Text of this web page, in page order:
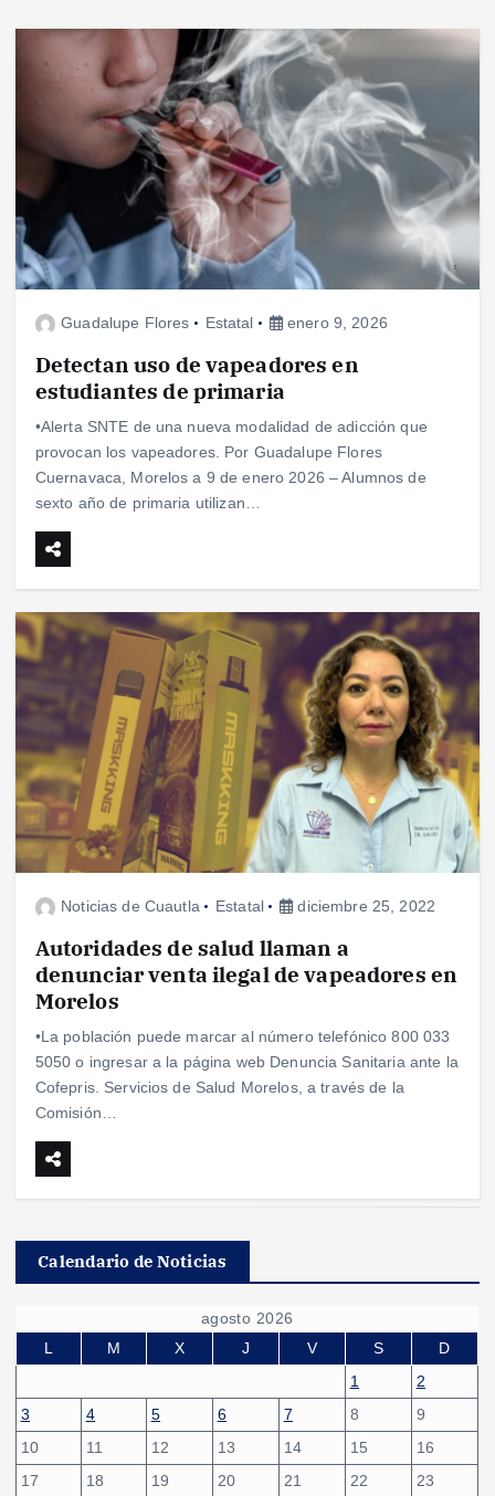
Guadalupe Flores Estatal enero 9, 2026
Detectan uso de vapeadores en
estudiantes de primaria
•Alerta SNTE de una nueva modalidad de adicción que
provocan los vapeadores. Por Guadalupe Flores
Cuernavaca, Morelos a 9 de enero 2026 – Alumnos de
sexto año de primaria utilizan…
Noticias de Cuautla Estatal diciembre 25, 2022
Autoridades de salud llaman a
denunciar venta ilegal de vapeadores en
Morelos
•La población puede marcar al número telefónico 800 033
5050 o ingresar a la página web Denuncia Sanitaria ante la
Cofepris. Servicios de Salud Morelos, a través de la
Comisión…
Calendario de Noticias
agosto 2026
L
M X J V S
D
1
2
3
4 5 6 7 8
9
10
11 12 13 14 15
16
17
18 19 20 21 22
23